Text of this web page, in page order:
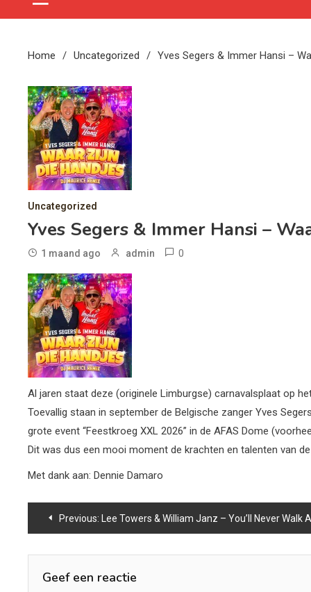
Home Uncategorized Yves Segers & Immer Hansi –
Uncategorized
Yves Segers & Immer Hansi –
1 maand ago admin 0
Al jaren staat deze (originele Limburgse) carnavalsplaat op
Toevallig staan in september de Belgische zanger Yves
grote event “Feestkroeg XXL 2026” in de AFAS Dome
Dit was dus een mooi moment de krachten en talenten van
Met dank aan: Dennie Damaro
Bericht
navigatie
Previous: Lee Towers & William Janz – You’ll Never Walk
Geef een reactie